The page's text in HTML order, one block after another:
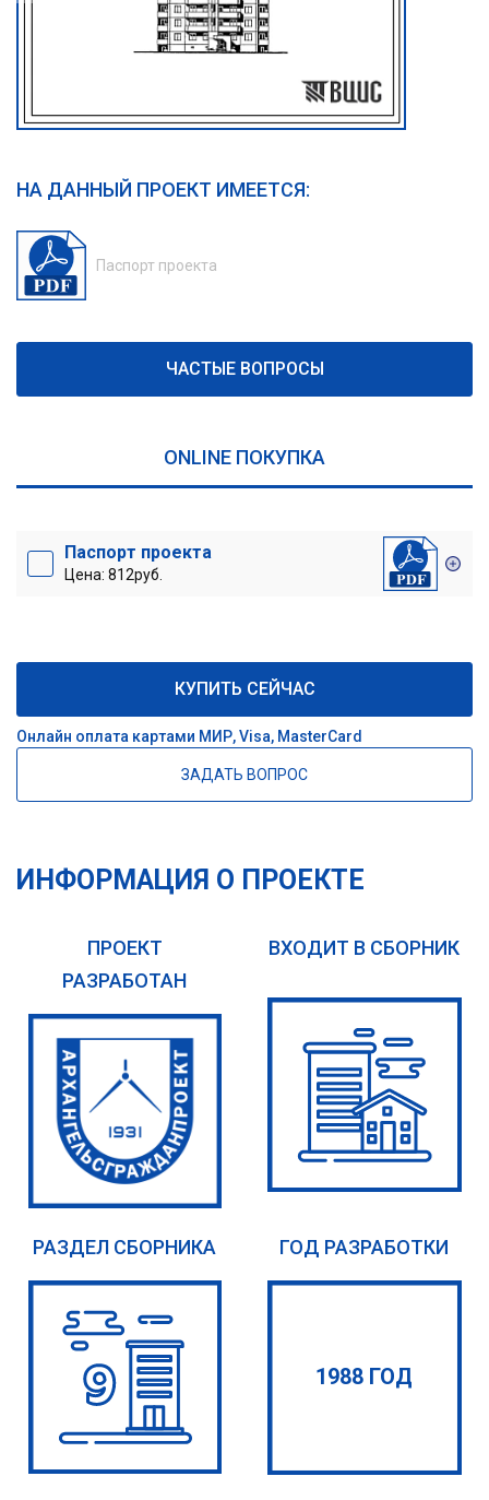
НА ДАННЫЙ ПРОЕКТ ИМЕЕТСЯ:
Паспорт проекта
ЧАСТЫЕ ВОПРОСЫ
ONLINE ПОКУПКА
Паспорт проекта
Цена: 812руб.
КУПИТЬ СЕЙЧАС
Онлайн оплата картами МИР, Visa, MasterCard
ЗАДАТЬ ВОПРОС
ИНФОРМАЦИЯ О ПРОЕКТЕ
ПРОЕКТ
РАЗРАБОТАН
ВХОДИТ В СБОРНИК
РАЗДЕЛ СБОРНИКА ГОД РАЗРАБОТКИ
1988 ГОД